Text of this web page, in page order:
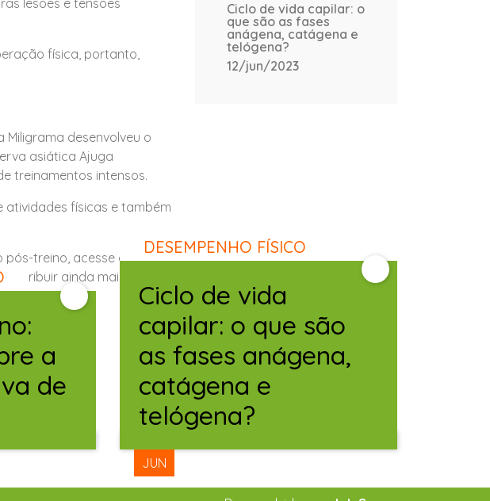
física, portanto,
desenvolveu o
asiática Ajuga
treinamentos intensos.
físicas e também
pós-treino, acesse o site da
ainda mais com a
Ciclo de vida capilar: o
que são as fases
anágena, catágena e
telógena?
12/jun/2023
a
de
JUN
DESEMPENHO FÍSICO
Ciclo de vida
capilar: o que são
as fases anágena,
catágena e
telógena?